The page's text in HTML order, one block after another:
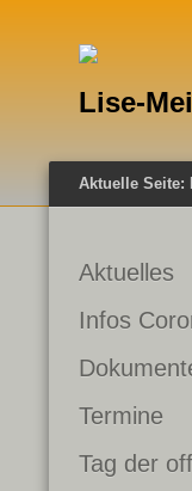
Lise-
Aktuelle Seite:
Aktuelles
Infos
Termine
Tag der